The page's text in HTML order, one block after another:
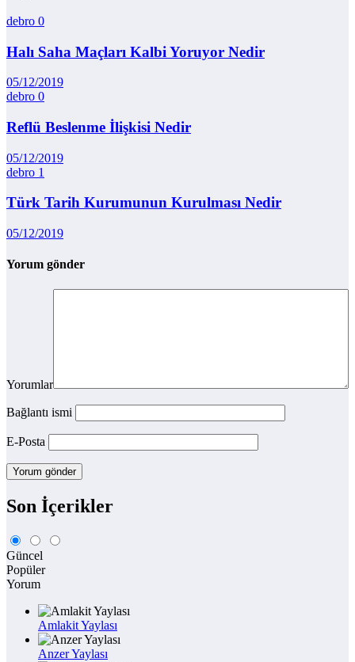
debro 0
Halı Saha Maçları Kalbi Yoruyor Nedir
05/12/2019
debro 0
Reflü Beslenme İlişkisi Nedir
05/12/2019
debro 1
Türk Tarih Kurumunun Kurulması Nedir
05/12/2019
Yorum gönder
Yorumlar
Bağlantı ismi
E-Posta
Son İçerikler
Güncel
Popüler
Yorum
Amlakit Yaylası
Anzer Yaylası